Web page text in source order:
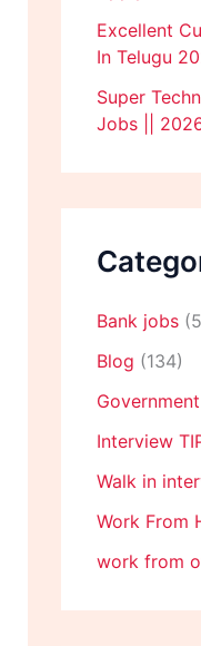
Excellent
In Telugu
Super
Jobs ||
Bank jobs
Blog (134)
Interview
Walk in
Work From
work from